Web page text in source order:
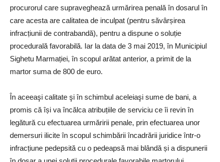
procurorul care supraveghează urmărirea penală în dosarul în
care acesta are calitatea de inculpat (pentru săvârșirea
infracțiunii de contrabandă), pentru a dispune o soluție
procedurală favorabilă. Iar la data de 3 mai 2019, în Municipiul
Sighetu Marmației, în scopul arătat anterior, a primit de la
martor suma de 800 de euro.
În aceeaşi calitate şi în schimbul aceleiaşi sume de bani, a
promis că își va încălca atribuțiile de serviciu ce îi revin în
legătură cu efectuarea urmăririi penale, prin efectuarea unor
demersuri ilicite în scopul schimbării încadrării juridice într-o
infracțiune pedepsită cu o pedeapsă mai blândă și a dispunerii